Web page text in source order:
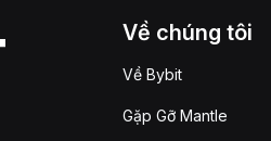
Về chúng tôi
Về Bybit
Gặp Gỡ Mantle